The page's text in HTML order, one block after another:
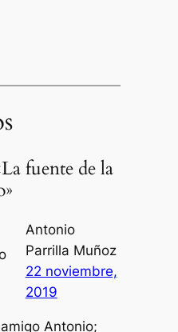
fuente de la
Antonio
Parrilla Muñoz
22 noviembre,
2019
Antonio;